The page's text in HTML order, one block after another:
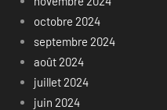
octobre 2024
septembre 2024
août 2024
juillet 2024
juin 2024